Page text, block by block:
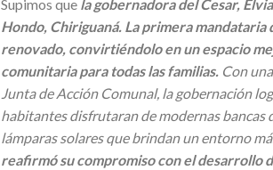
Supimos que la gobernadora del Cesar,
Hondo, Chiriguaná. La primera
renovado, convirtiéndolo en un espacio
comunitaria para todas las familias. Con
Junta de Acción Comunal, la gobernación
habitantes disfrutaran de modernas bancas
lámparas solares que brindan un entorno
reafirmó su compromiso con el desarrollo